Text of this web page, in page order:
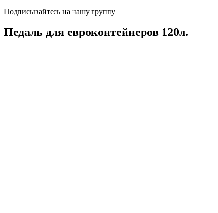
Подписывайтесь на нашу группу
Педаль для евроконтейнеров 120л.